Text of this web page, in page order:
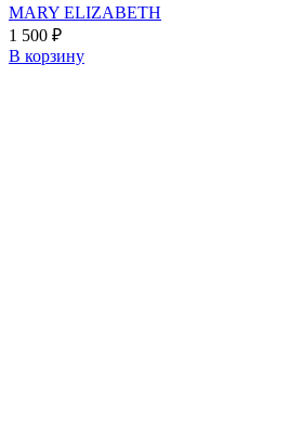
MARY ELIZABETH
1 500 ₽
В корзину